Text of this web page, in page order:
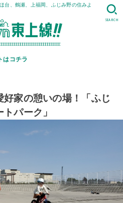
台、鶴瀬、上福岡、ふじみ野の住みよ
はコチラ
SEARCH
家の憩いの場！「ふじ
パーク」